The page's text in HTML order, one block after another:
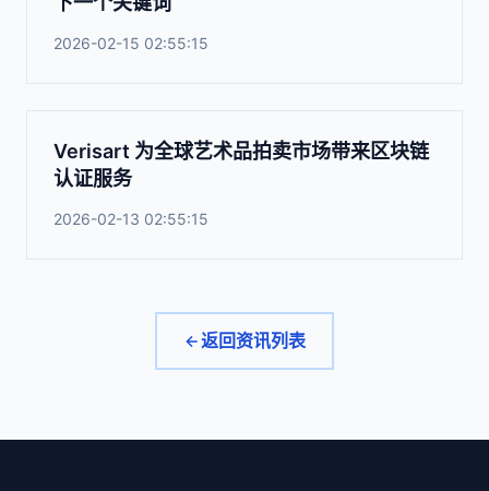
2026-02-15 02:55:15
Verisart 为全球艺术品拍卖市场带来区块链
认证服务
2026-02-13 02:55:15
返回资讯列表